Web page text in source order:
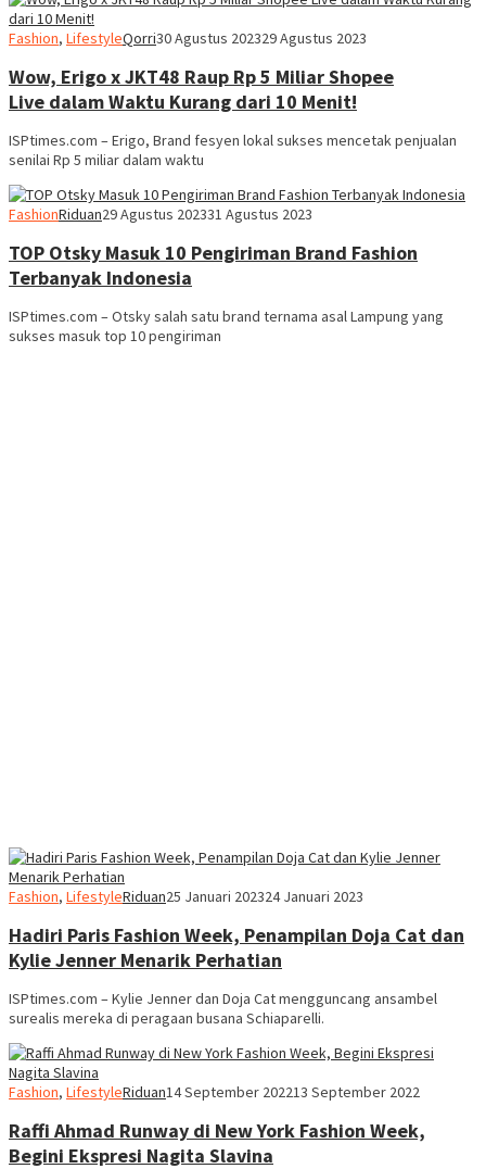
Fashion, LifestyleQorri30 Agustus 202329 Agustus 2023
Wow, Erigo x JKT48 Raup Rp 5 Miliar Shopee
Live dalam Waktu Kurang dari 10 Menit!
ISPtimes.com – Erigo, Brand fesyen lokal sukses mencetak penjualan
senilai Rp 5 miliar dalam waktu
FashionRiduan29 Agustus 202331 Agustus 2023
TOP Otsky Masuk 10 Pengiriman Brand Fashion
Terbanyak Indonesia
ISPtimes.com – Otsky salah satu brand ternama asal Lampung yang
sukses masuk top 10 pengiriman
Fashion, LifestyleRiduan25 Januari 202324 Januari 2023
Hadiri Paris Fashion Week, Penampilan Doja Cat dan
Kylie Jenner Menarik Perhatian
ISPtimes.com – Kylie Jenner dan Doja Cat mengguncang ansambel
surealis mereka di peragaan busana Schiaparelli.
Fashion, LifestyleRiduan14 September 202213 September 2022
Raffi Ahmad Runway di New York Fashion Week,
Begini Ekspresi Nagita Slavina